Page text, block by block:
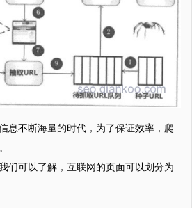
息不断海量的时代，为了保证效率，爬
们可以了解，互联网的页面可以划分为